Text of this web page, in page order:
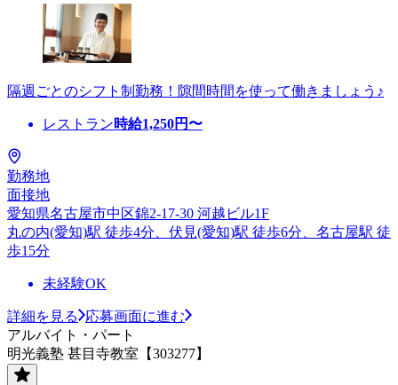
隔週ごとのシフト制勤務！隙間時間を使って働きましょう♪
レストラン時給1,250円〜
勤務地
面接地
愛知県名古屋市中区錦2-17-30 河越ビル1F
丸の内(愛知)駅 徒歩4分、伏見(愛知)駅 徒歩6分、名古屋駅 徒
歩15分
未経験OK
詳細を見る
応募画面に進む
アルバイト・パート
明光義塾 甚目寺教室【303277】